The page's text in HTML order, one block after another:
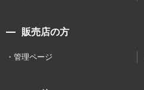
販売店の方
管理ページ